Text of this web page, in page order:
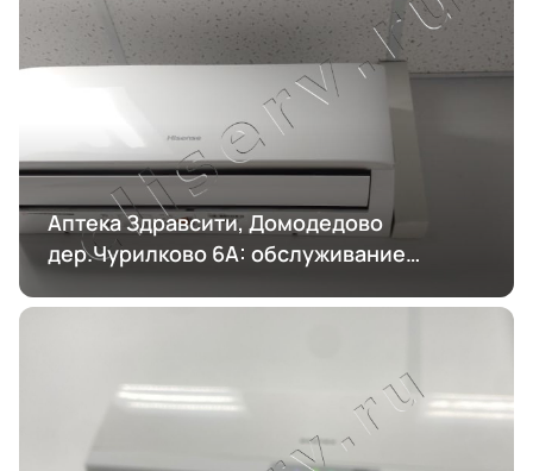
Аптека Здравсити, Домодедово
дер.Чурилково 6А: обслуживание